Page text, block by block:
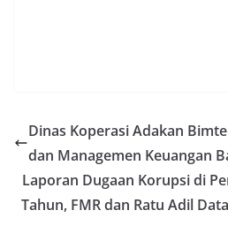
Dinas Koperasi Adakan
dan Managemen Keuangan
Laporan Dugaan Korupsi di
Tahun, FMR dan Ratu Adil